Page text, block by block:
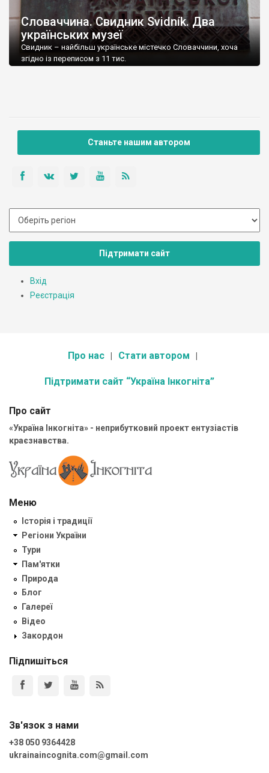
Словаччина. Свидник Svidník. Два
українських музеї
Свидник – найбільш українське містечко Словаччини, хоча
згідно із переписом з 11 тис.
Станьте нашим автором
Підтримати сайт
Вхід
Реєстрація
Про нас Стати автором
Підтримати сайт “Україна Інкогніта”
Про сайт
«Україна Інкогніта» - неприбутковий проект ентузіастів
краєзнавства.
Меню
Історія і традиції
Регіони України
Тури
Пам'ятки
Природа
Блог
Галереї
Відео
Закордон
Підпишіться
Зв'язок з нами
+38 050 9364428
ukrainaincognita.com@gmail.com